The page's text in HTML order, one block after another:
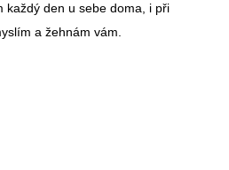
každý den u sebe doma, i při
a žehnám vám.